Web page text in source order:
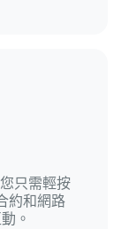
只需輕按
約和網路
。